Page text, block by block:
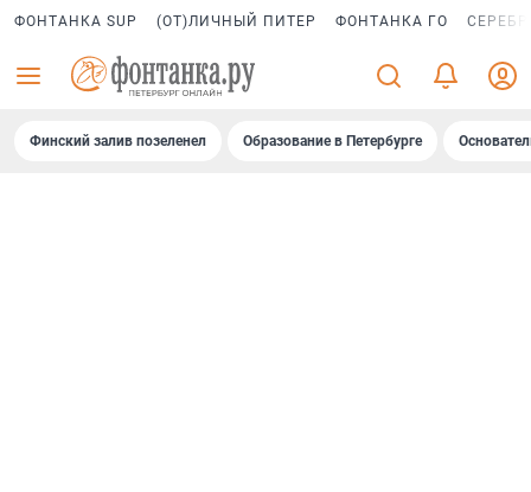
ФОНТАНКА SUP (ОТ)ЛИЧНЫЙ ПИТЕР ФОНТАНКА ГО
Финский залив позеленел Образование в Петербурге